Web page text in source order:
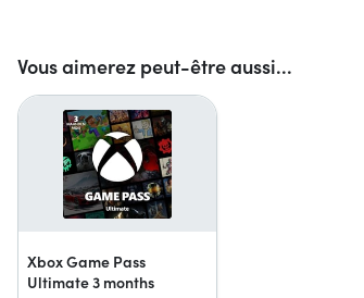
Vous aimerez peut-être aussi...
Xbox Game Pass
Ultimate 3 months